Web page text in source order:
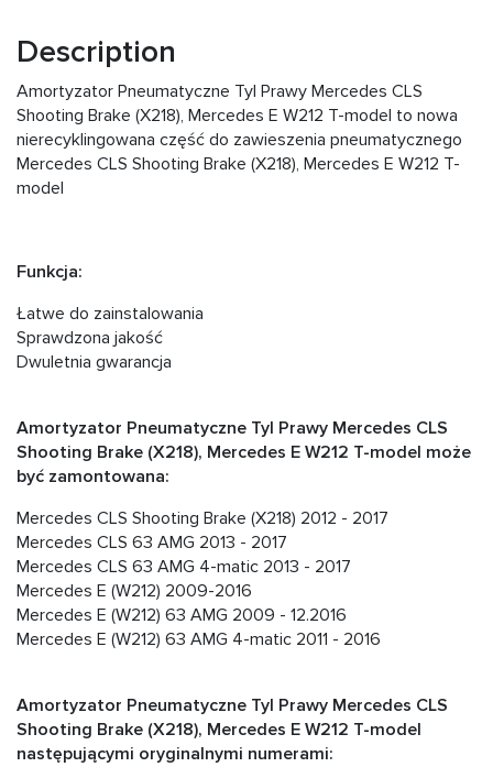
Description
Amortyzator Pneumatyczne Tyl Prawy Mercedes CLS
Shooting Brake (X218), Mercedes E W212 T-model to nowa
nierecyklingowana część do zawieszenia pneumatycznego
Mercedes CLS Shooting Brake (X218), Mercedes E W212 T-
model
Funkcja:
Łatwe do zainstalowania
Sprawdzona jakość
Dwuletnia gwarancja
Amortyzator Pneumatyczne Tyl Prawy Mercedes CLS
Shooting Brake (X218), Mercedes E W212 T-model może
być zamontowana:
Mercedes CLS Shooting Brake (X218) 2012 - 2017
Mercedes CLS 63 AMG 2013 - 2017
Mercedes CLS 63 AMG 4-matic 2013 - 2017
Mercedes E (W212) 2009-2016
Mercedes E (W212) 63 AMG 2009 - 12.2016
Mercedes E (W212) 63 AMG 4-matic 2011 - 2016
Amortyzator Pneumatyczne Tyl Prawy Mercedes CLS
Shooting Brake (X218), Mercedes E W212 T-model
następującymi oryginalnymi numerami: